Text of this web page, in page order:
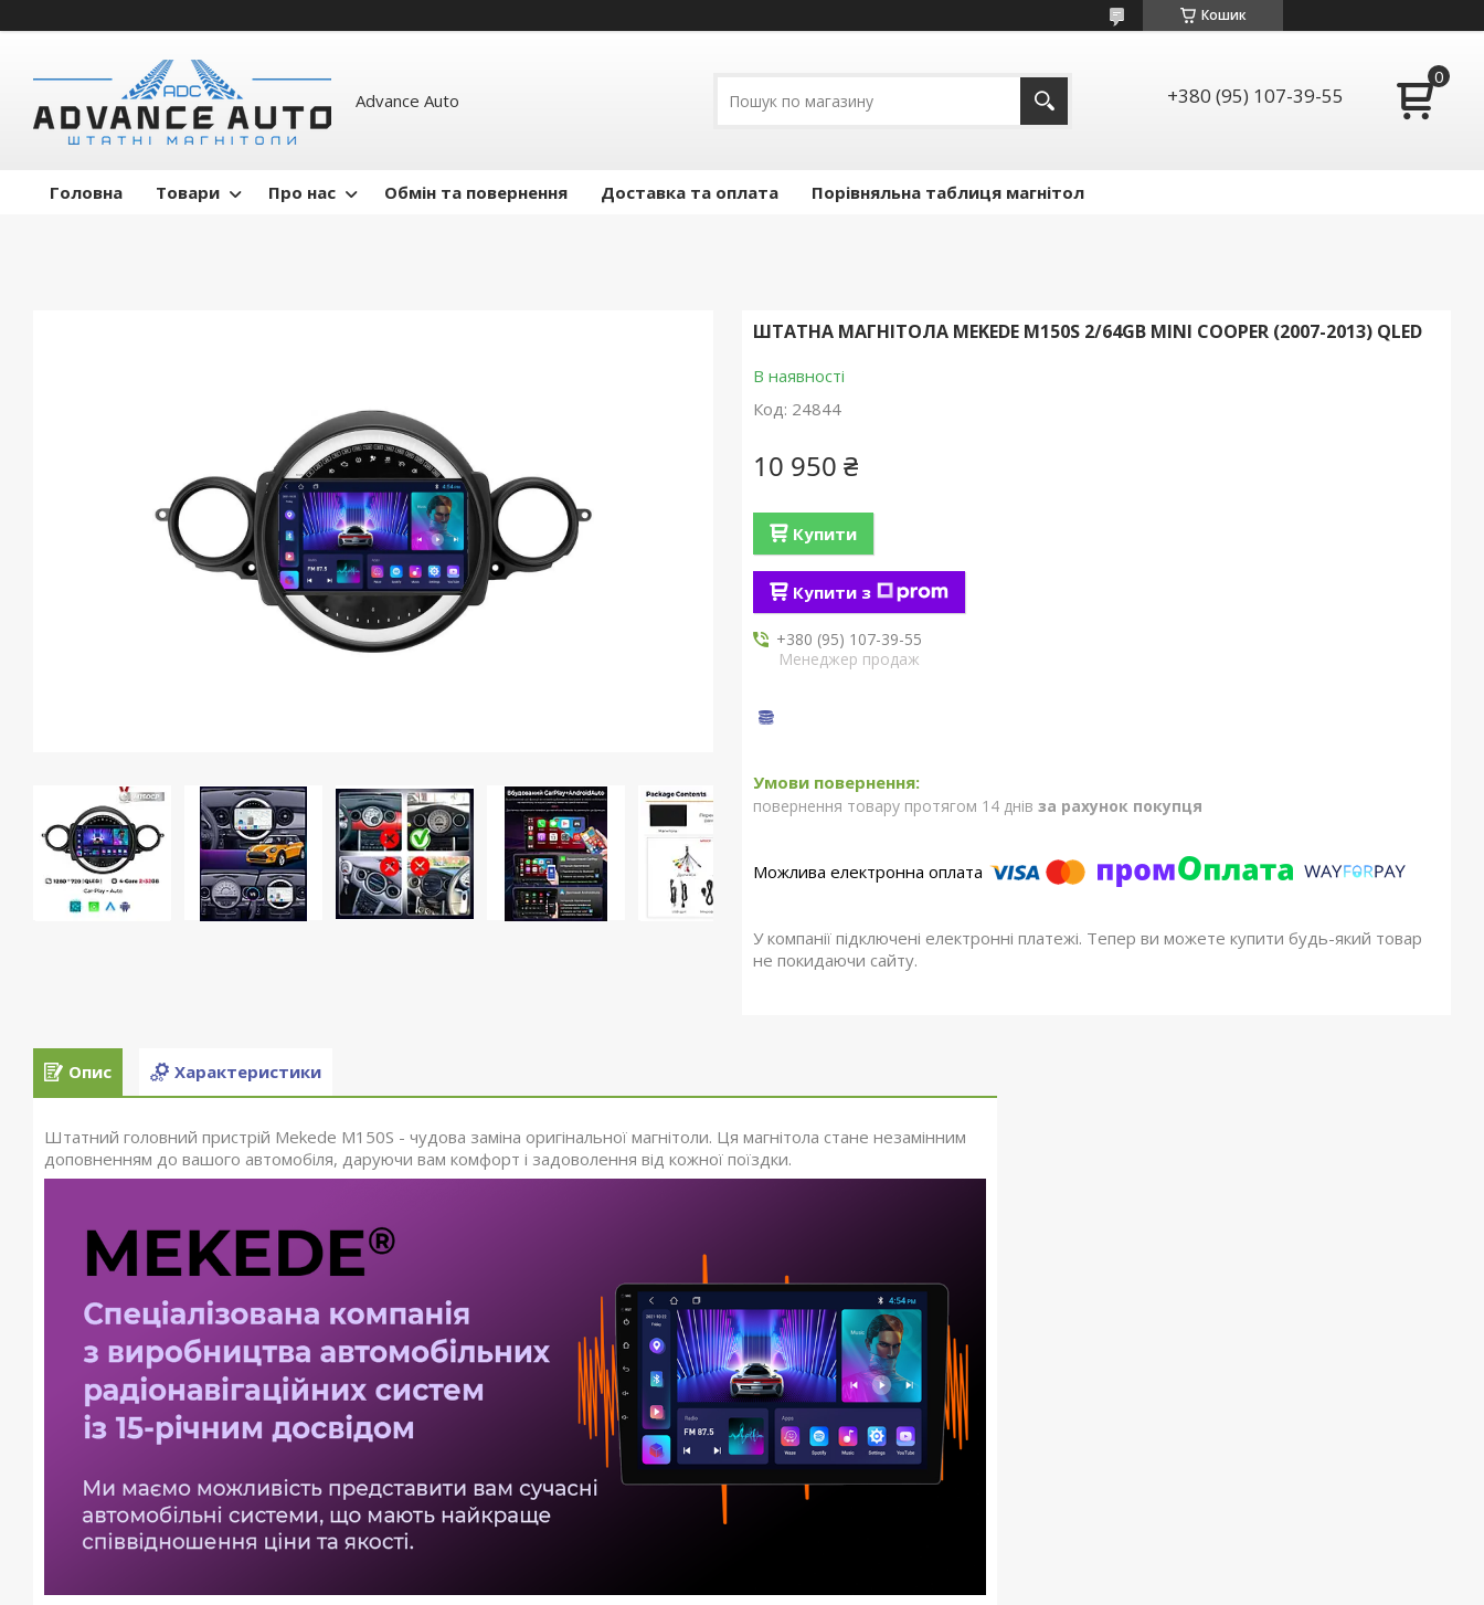
Кошик
Advance Auto +380 (95) 107-39-55
Головна Товари Про нас Обмін та повернення Доставка та оплата Порівняльна таблиця магнітол
ШТАТНА МАГНІТОЛА MEKEDE M150S 2/64GB MINI COOPER (2007-2013) QLED
В наявності
Код: 24844
10 950 ₴
Купити
Купити з
+380 (95) 107-39-55
Менеджер продаж
повернення товару протягом 14 днів за рахунок покупця
У компанії підключені електронні платежі. Тепер ви можете купити будь-який товар
не покидаючи сайту.
Опис Характеристики
Штатний головний пристрій Mekede M150S - чудова заміна оригінальної магнітоли. Ця магнітола стане незамінним
доповненням до вашого автомобіля, даруючи вам комфорт і задоволення від кожної поїздки.